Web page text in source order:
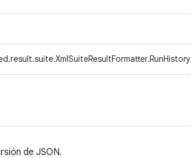
de JSON.